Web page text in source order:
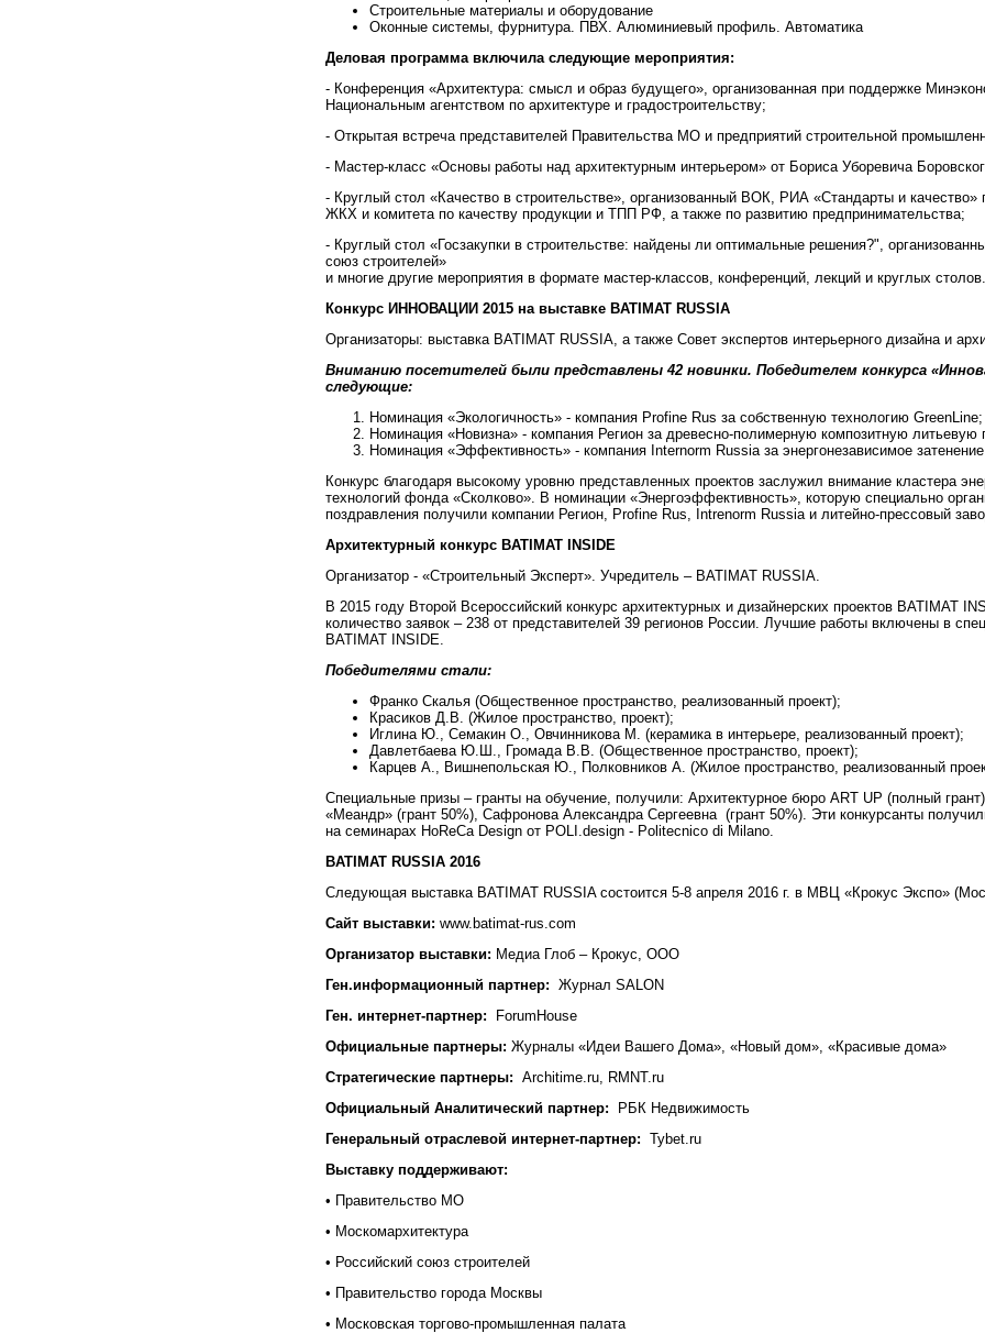
Строительные материалы и оборудование
Оконные системы, фурнитура. ПВХ. Алюминиевый профиль. Автоматика
Деловая программа включила следующие мероприятия:
- Конференция «Архитектура: смысл и образ будущего», организованная при поддержке
Национальным агентством по архитектуре и градостроительству;
- Открытая встреча представителей Правительства МО и предприятий строительной
- Мастер-класс «Основы работы над архитектурным интерьером» от Бориса Уборевича
- Круглый стол «Качество в строительстве», организованный ВОК, РИА «Стандарты и качество»
ЖКХ и комитета по качеству продукции и ТПП РФ, а также по развитию предпринимательства;
- Круглый стол «Госзакупки в строительстве: найдены ли оптимальные решения?",
союз строителей»
и многие другие мероприятия в формате мастер-классов, конференций, лекций и круглых столов.
Конкурс ИННОВАЦИИ 2015 на выставке BATIMAT RUSSIA
Организаторы: выставка BATIMAT RUSSIA, а также Совет экспертов интерьерного дизайна и
Вниманию посетителей были представлены 42 новинки. Победителем конкурса
следующие:
Номинация «Экологичность» - компания Profine Rus за собственную технологию GreenLine;
Номинация «Новизна» - компания Регион за древесно-полимерную композитную литьевую
Номинация «Эффективность» - компания Internorm Russia за энергонезависимое
Конкурс благодаря высокому уровню представленных проектов заслужил внимание кластера
технологий фонда «Сколково». В номинации «Энергоэффективность», которую специально
поздравления получили компании Регион, Profine Rus, Intrenorm Russia и литейно-прессовый
Архитектурный конкурс BATIMAT INSIDE
Организатор - «Строительный Эксперт». Учредитель – BATIMAT RUSSIA.
В 2015 году Второй Всероссийский конкурс архитектурных и дизайнерских проектов BATIMAT
количество заявок – 238 от представителей 39 регионов России. Лучшие работы включены в
BATIMAT INSIDE.
Победителями стали:
Франко Скалья (Общественное пространство, реализованный проект);
Красиков Д.В. (Жилое пространство, проект);
Иглина Ю., Семакин О., Овчинникова М. (керамика в интерьере, реализованный проект);
Давлетбаева Ю.Ш., Громада В.В. (Общественное пространство, проект);
Карцев А., Вишнепольская Ю., Полковников А. (Жилое пространство, реализованный
Специальные призы – гранты на обучение, получили: Архитектурное бюро ART UP (полный
«Меандр» (грант 50%), Сафронова Александра Сергеевна (грант 50%). Эти конкурсанты
на семинарах HoReCa Design от POLI.design - Politecnico di Milano.
BATIMAT RUSSIA 2016
Следующая выставка BATIMAT RUSSIA состоится 5-8 апреля 2016 г. в МВЦ «Крокус Экспо»
Сайт выставки: www.batimat-rus.com
Организатор выставки: Медиа Глоб – Крокус, ООО
Ген.информационный партнер: Журнал SALON
Ген. интернет-партнер: ForumHouse
Официальные партнеры: Журналы «Идеи Вашего Дома», «Новый дом», «Красивые дома»
Стратегические партнеры: Architime.ru, RMNT.ru
Официальный Аналитический партнер: РБК Недвижимость
Генеральный отраслевой интернет-партнер: Tybet.ru
Выставку поддерживают:
• Правительство МО
• Москомархитектура
• Российский союз строителей
• Правительство города Москвы
• Московская торгово-промышленная палата